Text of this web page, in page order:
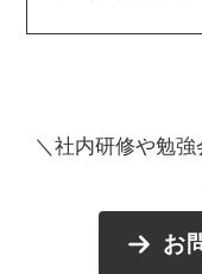
＼社内研修や勉
お